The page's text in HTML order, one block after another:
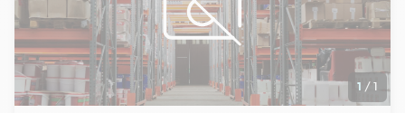
- Indexation : Annuelle, date prise effet
- Dépôt de garantie : 3 mois
- Loyers et charges : Trimestriels et d'avance
1 / 1